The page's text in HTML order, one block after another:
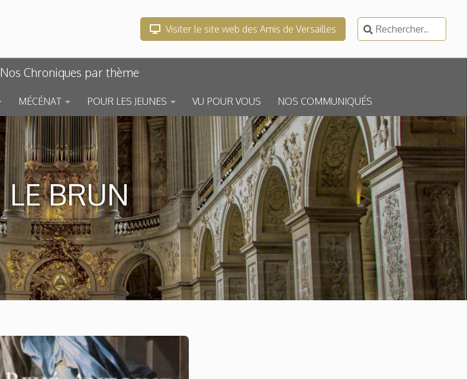
Visiter le site web des Amis de Versailles
Rechercher :
Nos Chroniques par thème
MÉCÉNAT POUR LES JEUNES VU POUR VOUS NOS COMMUNIQUÉS
LE BRUN